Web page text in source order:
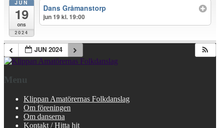
JUN
19
ons
2024
Dans Gråmanstorp
jun 19 kl. 19:00
JUN 2024
Menu
Klippan Amatörernas Folkdanslag
Om föreningen
Om danserna
Kontakt / Hitta hit